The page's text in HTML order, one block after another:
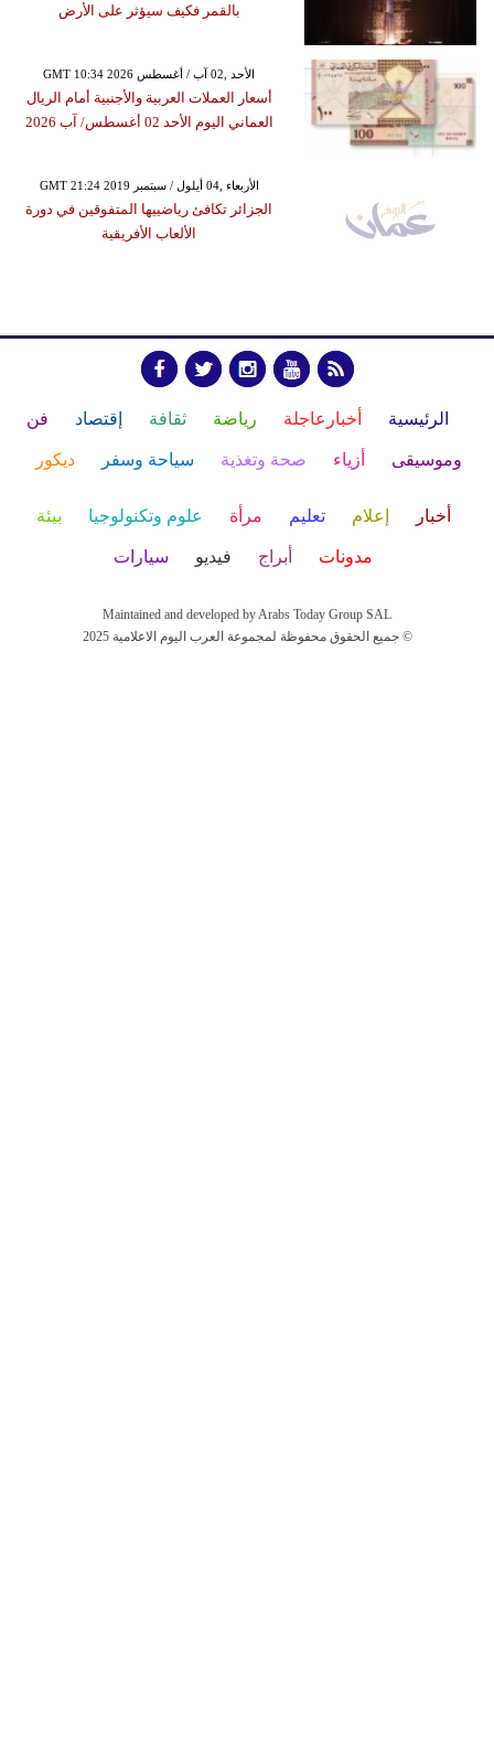
بالقمر فكيف سيؤثر على الأرض
GMT 10:34 2026 الأحد ,02 آب / أغسطس
أسعار العملات العربية والأجنبية أمام الريال
العماني اليوم الأحد 02 أغسطس/ آب 2026
GMT 21:24 2019 الأربعاء ,04 أيلول / سبتمبر
الجزائر تكافئ رياضييها المتفوقين في دورة
الألعاب الأفريقية
الرئيسية أخبارعاجلة رياضة ثقافة إقتصاد فن
وموسيقى أزياء صحة وتغذية سياحة وسفر ديكور
أخبار إعلام تعليم مرأة علوم وتكنولوجيا بيئة
مدونات أبراج فيديو سيارات
Maintained and developed by Arabs Today Group SAL
جميع الحقوق محفوظة لمجموعة العرب اليوم الاعلامية 2025 ©